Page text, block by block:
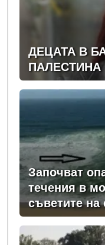
ДЕЦАТА В
ПАЛЕСТИНА
Започват
течения в
съветите на